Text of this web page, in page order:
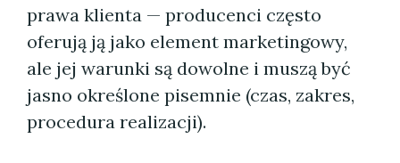
prawa klienta — producenci często
oferują ją jako element marketingowy,
ale jej warunki są dowolne i muszą być
jasno określone pisemnie (czas, zakres,
procedura realizacji).